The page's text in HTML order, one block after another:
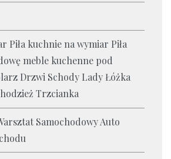
Piła kuchnie na wymiar Piła
meble kuchenne pod
Drzwi Schody Lady Łóżka
Trzcianka
Samochodowy Auto